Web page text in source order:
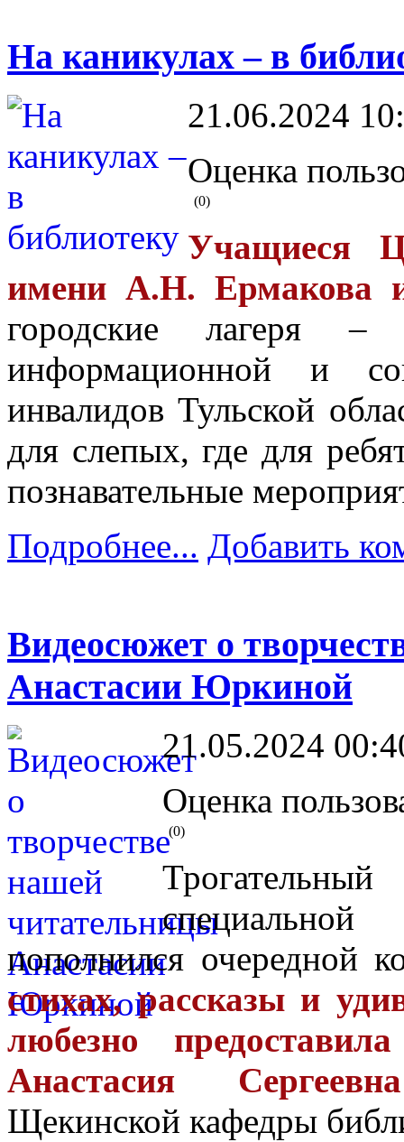
На каникулах – в
21.06.2024
Оценка
(0)
Учащиеся
имени А.Н.
городские лагеря –
информационной и
инвалидов Тульской
для слепых, где для
познавательные
Подробнее... Добавить
Видеосюжет о
Анастасии Юркиной
21.05.2024
Оценка
(0)
пополнился очередной
стихах, рассказы и
любезно
Анастасия
Щекинской кафедры